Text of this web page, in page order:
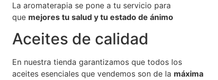
La aromaterapia se pone a tu servicio para
que mejores tu salud y tu estado de ánimo
Aceites de calidad
En nuestra tienda garantizamos que todos los
aceites esenciales que vendemos son de la máxima